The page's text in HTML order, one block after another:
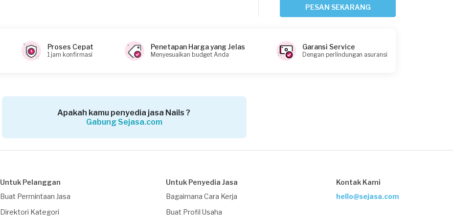
Bekasi Kota, Jawa Barat
Request Fulfilled
Dara Umi Sukmawati requested Nails
PESAN SEKARANG
Proses Cepat
1 jam konfirmasi
Penetapan Harga yang Jelas
Menyesuaikan budget Anda
Garansi Service
Dengan perlindungan asuransi
Apakah kamu penyedia jasa Nails ?
Gabung Sejasa.com
Untuk Pelanggan
Buat Permintaan Jasa
Direktori Kategori
Untuk Penyedia Jasa
Bagaimana Cara Kerja
Buat Profil Usaha
Kontak Kami
hello@sejasa.com